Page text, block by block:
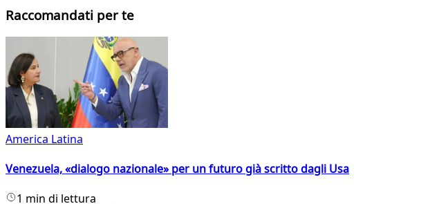
Raccomandati per te
America Latina
Venezuela, «dialogo nazionale» per un futuro già scritto dagli Usa
1 min di lettura